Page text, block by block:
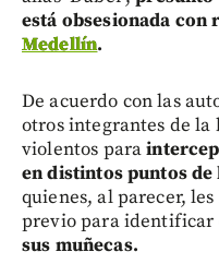
está obsesionada con
Medellín.
De acuerdo con las
otros integrantes de la
violentos para
en distintos puntos
quienes, al parecer,
previo para identificar
sus muñecas.